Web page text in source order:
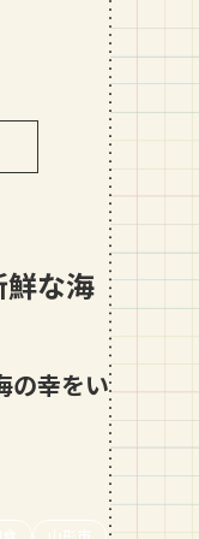
元民
タ
階
な海
の幸をい
山形市